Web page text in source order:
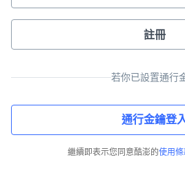
註冊
若你已設置通行
通行金鑰登
繼續即表示您同意酷澎的使用